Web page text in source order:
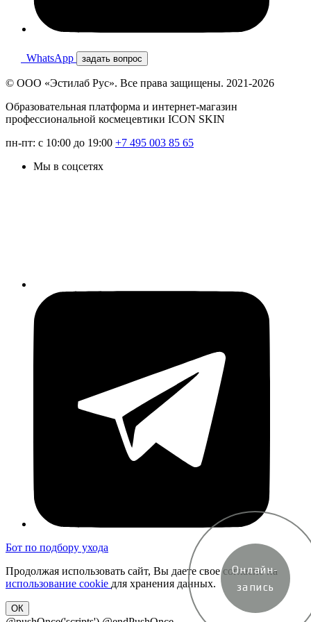
WhatsApp задать вопрос
© ООО «Эстилаб Рус». Все права защищены. 2021-2026
Образовательная платформа и интернет-магазин
профессиональной космецевтики ICON SKIN
пн-пт: с 10:00 до 19:00 +7 495 003 85 65
Мы в соцсетях
Бот по подбору ухода
Продолжая использовать сайт, Вы даете свое согласие на
использование cookie для хранения данных.
ОК
Онлайн-
запись